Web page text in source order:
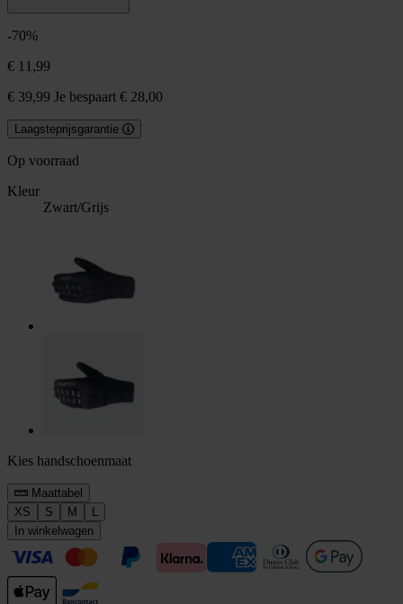
-70%
€ 11,99
€ 39,99 Je bespaart € 28,00
Laagsteprijsgarantie
Op voorraad
Kleur
Zwart/Grijs
Kies handschoenmaat
Maattabel
XS
S M
L
In winkelwagen